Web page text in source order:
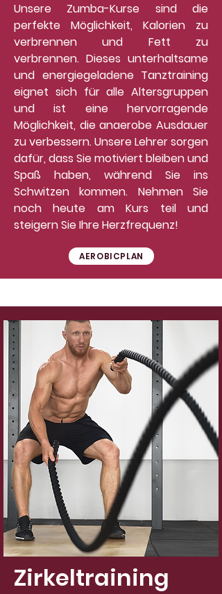
Unsere Zumba-Kurse sind die
perfekte Möglichkeit, Kalorien zu
verbrennen und Fett zu
verbrennen. Dieses unterhaltsame
und energiegeladene Tanztraining
eignet sich für alle Altersgruppen
und ist eine hervorragende
Möglichkeit, die anaerobe Ausdauer
zu verbessern. Unsere Lehrer sorgen
dafür, dass Sie motiviert bleiben und
Spaß haben, während Sie ins
Schwitzen kommen. Nehmen Sie
noch heute am Kurs teil und
steigern Sie Ihre Herzfrequenz!
AEROBICPLAN
Zirkeltraining